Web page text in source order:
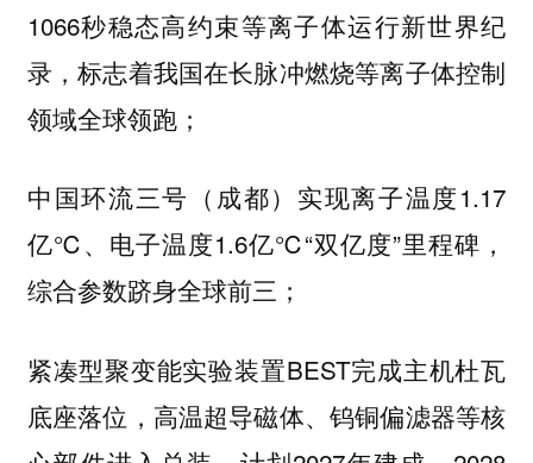
1066秒稳态高约束等离子体运行新世界纪
录，标志着我国在长脉冲燃烧等离子体控制
领域全球领跑；
中国环流三号（成都）实现离子温度1.17
亿℃、电子温度1.6亿℃“双亿度”里程碑，
综合参数跻身全球前三；
紧凑型聚变能实验装置BEST完成主机杜瓦
底座落位，高温超导磁体、钨铜偏滤器等核